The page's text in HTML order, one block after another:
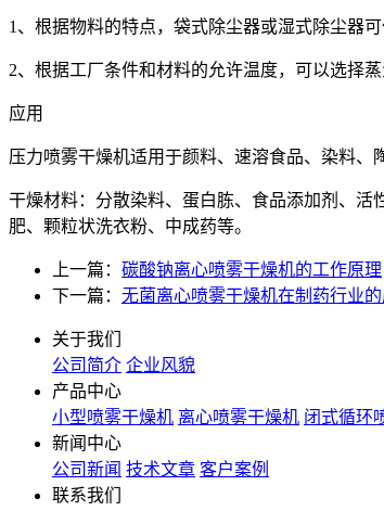
1、根据物料的特点，袋式除尘器或湿式除尘器可
2、根据工厂条件和材料的允许温度，可以选择
应用
压力喷雾干燥机适用于颜料、速溶食品、染料、
干燥材料：分散染料、蛋白胨、食品添加剂、
肥、颗粒状洗衣粉、中成药等。
上一篇： 碳酸钠离心喷雾干燥机的工作原理
下一篇： 无菌离心喷雾干燥机在制药行业的
关于我们
公司简介 企业风貌
产品中心
小型喷雾干燥机 离心喷雾干燥机 闭式循环
新闻中心
公司新闻 技术文章 客户案例
联系我们